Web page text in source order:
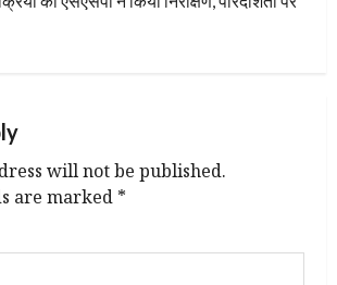
will not be published.
are marked *